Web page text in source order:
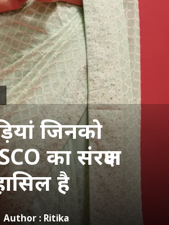
जिनको
का संरक्षण
है
Author : Ritika